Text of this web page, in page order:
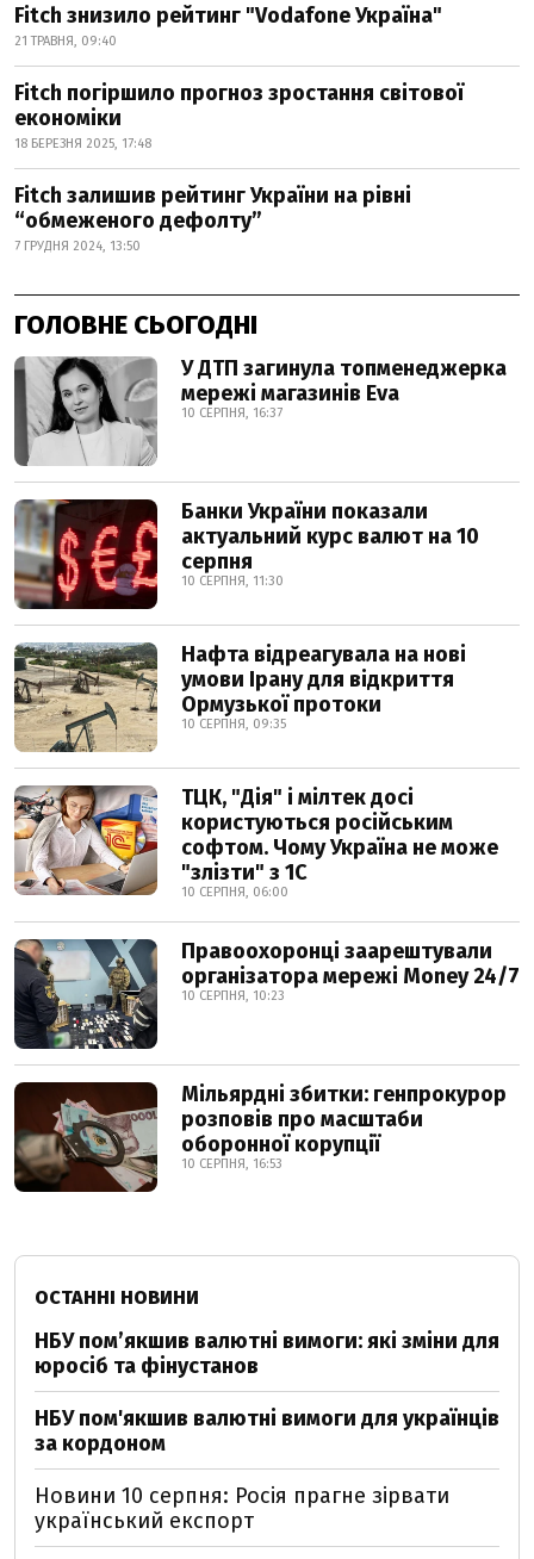
Fitch знизило рейтинг "Vodafone Україна"
21 ТРАВНЯ, 09:40
Fitch погіршило прогноз зростання світової
економіки
18 БЕРЕЗНЯ 2025, 17:48
Fitch залишив рейтинг України на рівні
“обмеженого дефолту”
7 ГРУДНЯ 2024, 13:50
ГОЛОВНЕ СЬОГОДНІ
У ДТП загинула топменеджерка
мережі магазинів Eva
10 СЕРПНЯ, 16:37
Банки України показали
актуальний курс валют на 10
серпня
10 СЕРПНЯ, 11:30
Нафта відреагувала на нові
умови Ірану для відкриття
Ормузької протоки
10 СЕРПНЯ, 09:35
ТЦК, "Дія" і мілтек досі
користуються російським
софтом. Чому Україна не може
"злізти" з 1С
10 СЕРПНЯ, 06:00
Правоохоронці заарештували
організатора мережі Money 24/7
10 СЕРПНЯ, 10:23
Мільярдні збитки: генпрокурор
розповів про масштаби
оборонної корупції
10 СЕРПНЯ, 16:53
ОСТАННІ НОВИНИ
НБУ пом’якшив валютні вимоги: які зміни для
юросіб та фінустанов
НБУ пом'якшив валютні вимоги для українців
за кордоном
Новини 10 серпня: Росія прагне зірвати
український експорт